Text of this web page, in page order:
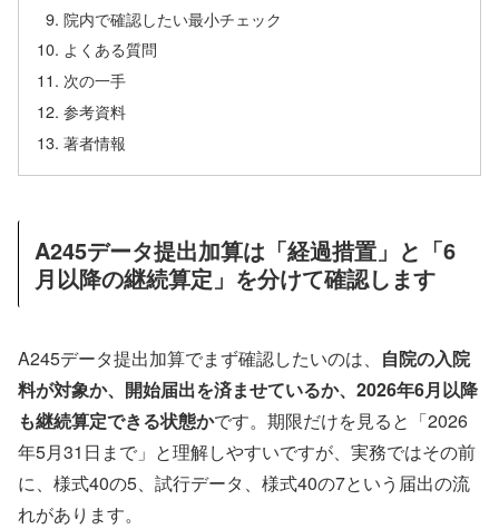
院内で確認したい最小チェック
よくある質問
次の一手
参考資料
著者情報
A245データ提出加算は「経過措置」と「6
月以降の継続算定」を分けて確認します
A245データ提出加算でまず確認したいのは、 自院の入院
料が対象か、開始届出を済ませているか、2026年6月以降
も継続算定できる状態かです。期限だけを見ると「2026
年5月31日まで」と理解しやすいですが、実務ではその前
に、様式40の5、試行データ、様式40の7という届出の流
れがあります。